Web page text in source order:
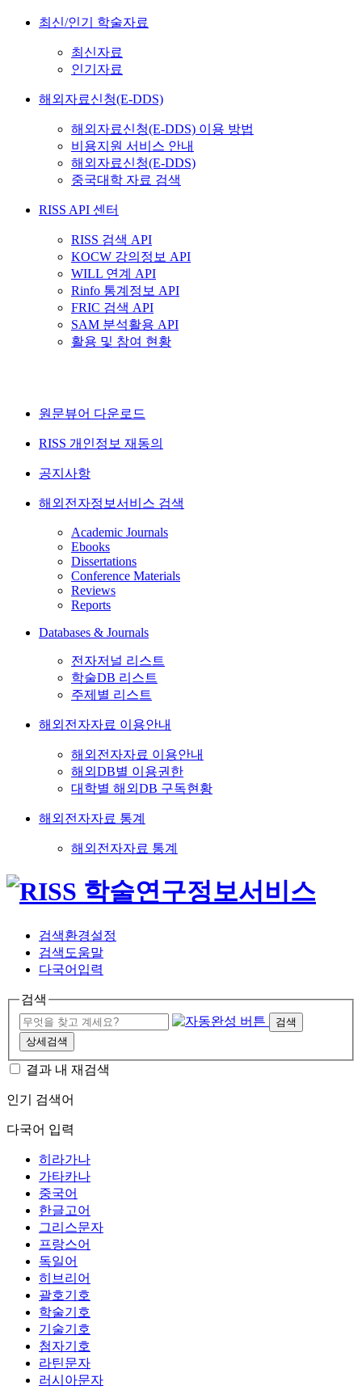
최신/인기 학술자료
최신자료
인기자료
해외자료신청(E-DDS)
해외자료신청(E-DDS) 이용 방법
비용지원 서비스 안내
해외자료신청(E-DDS)
중국대학 자료 검색
RISS API 센터
RISS 검색 API
KOCW 강의정보 API
WILL 연계 API
Rinfo 통계정보 API
FRIC 검색 API
SAM 분석활용 API
활용 및 참여 현황
원문뷰어 다운로드
RISS 개인정보 재동의
공지사항
해외전자정보서비스 검색
Academic Journals
Ebooks
Dissertations
Conference Materials
Reviews
Reports
Databases & Journals
전자저널 리스트
학술DB 리스트
주제별 리스트
해외전자자료 이용안내
해외전자자료 이용안내
해외DB별 이용권한
대학별 해외DB 구독현황
해외전자자료 통계
해외전자자료 통계
검색환경설정
검색도움말
다국어입력
검색
검색
상세검색
결과 내 재검색
인기 검색어
다국어 입력
히라가나
가타카나
중국어
한글고어
그리스문자
프랑스어
독일어
히브리어
괄호기호
학술기호
기술기호
첨자기호
라틴문자
러시아문자